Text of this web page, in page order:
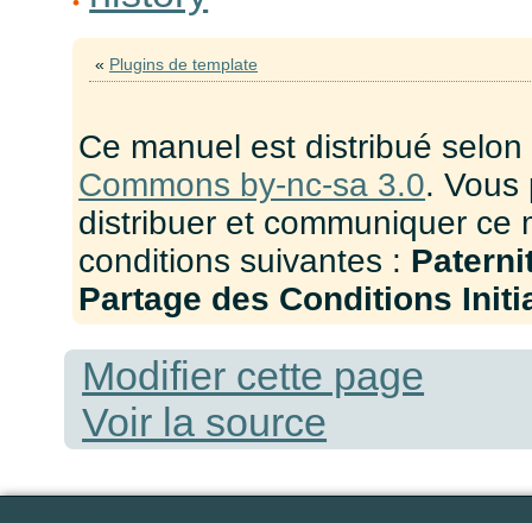
« Plugins de template
Ce manuel est distribué
Commons by-nc-sa 3.0. Vous
distribuer et communiquer ce
conditions suivantes :
Partage des Conditions
Modifier cette page
Voir la source